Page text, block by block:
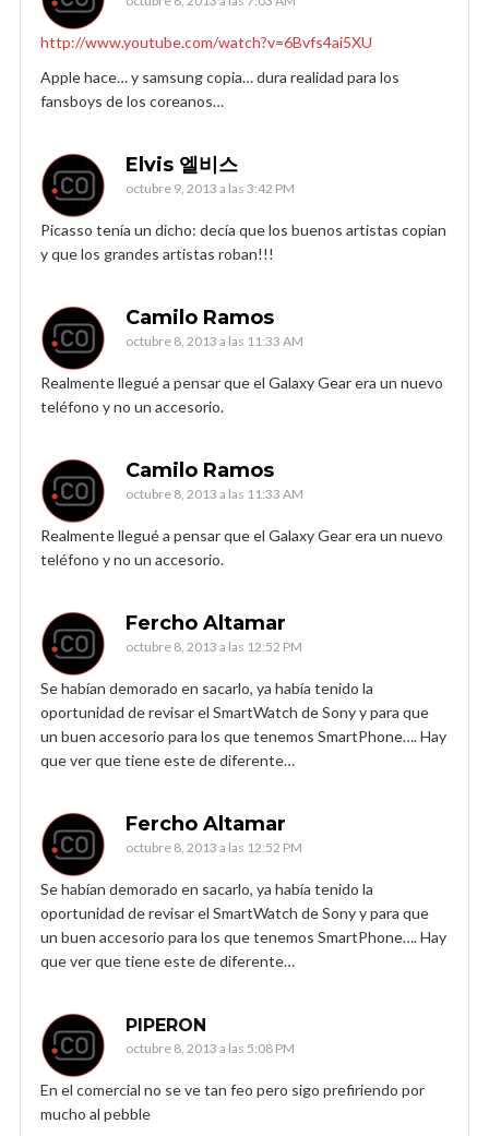
http://www.youtube.com/watch?v=6Bvfs4ai5XU
Apple hace… y samsung copia… dura realidad para los
fansboys de los coreanos…
Elvis 엘비스
octubre 9, 2013 a las 3:42 PM
Picasso tenía un dicho: decía que los buenos artistas copian
y que los grandes artistas roban!!!
Camilo Ramos
octubre 8, 2013 a las 11:33 AM
Realmente llegué a pensar que el Galaxy Gear era un nuevo
teléfono y no un accesorio.
Camilo Ramos
octubre 8, 2013 a las 11:33 AM
Realmente llegué a pensar que el Galaxy Gear era un nuevo
teléfono y no un accesorio.
Fercho Altamar
octubre 8, 2013 a las 12:52 PM
Se habían demorado en sacarlo, ya había tenido la
oportunidad de revisar el SmartWatch de Sony y para que
un buen accesorio para los que tenemos SmartPhone…. Hay
que ver que tiene este de diferente…
Fercho Altamar
octubre 8, 2013 a las 12:52 PM
Se habían demorado en sacarlo, ya había tenido la
oportunidad de revisar el SmartWatch de Sony y para que
un buen accesorio para los que tenemos SmartPhone…. Hay
que ver que tiene este de diferente…
PIPERON
octubre 8, 2013 a las 5:08 PM
En el comercial no se ve tan feo pero sigo prefiriendo por
mucho al pebble